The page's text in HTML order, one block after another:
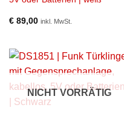
€89,00 inkl. MwSt.
NICHT VORRÄTIG